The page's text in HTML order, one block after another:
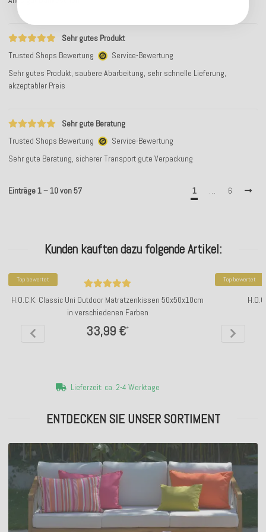
Sehr gutes Produkt
Trusted Shops Bewertung
Service-Bewertung
Sehr gutes Produkt, saubere Abarbeitung, sehr schnelle Lieferung,
akzeptabler Preis
Sehr gute Beratung
Trusted Shops Bewertung
Service-Bewertung
Sehr gute Beratung, sicherer Transport gute Verpackung
Einträge 1 – 10 von 57 1 6
Kunden kauften dazu folgende Artikel:
Top bewertet
H.O.C.K. Classic Uni Outdoor Matratzenkissen 50x50x10cm
in verschiedenen Farben
33,99 €*
Lieferzeit: ca. 2-4 Werktage
Top bewertet
ENTDECKEN SIE UNSER SORTIMENT